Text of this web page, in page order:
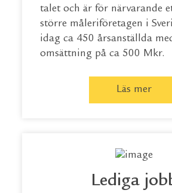
talet och är för närvarande
större måleriföretagen i
idag ca 450 årsanställda
omsättning på ca 500 Mkr.
Läs mer
Lediga